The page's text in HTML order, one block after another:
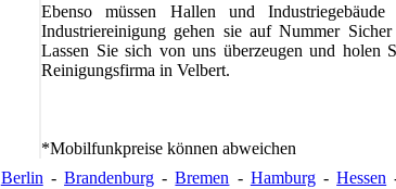
Ebenso müssen Hallen und
Industriereinigung gehen sie auf Nummer
Lassen Sie sich von uns überzeugen und
Reinigungsfirma in Velbert.
*Mobilfunkpreise können abweichen
Berlin -Brandenburg -Bremen - Hamburg-Hessen